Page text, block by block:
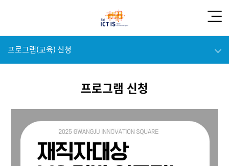
프로그램(교육) 신청
프로그램 신청